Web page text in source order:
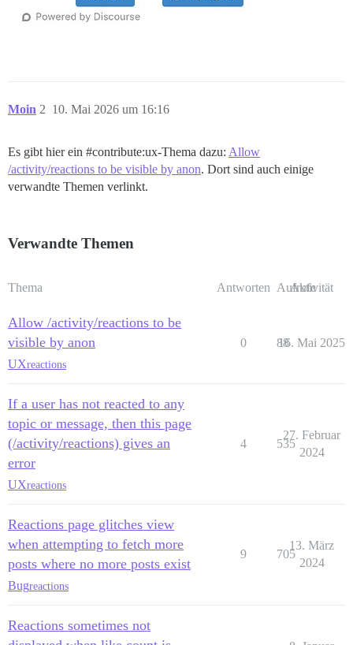
Moin 10. Mai 2026 um 16:16
2
Es gibt hier ein #contribute:ux-Thema dazu: Allow
/activity/reactions to be visible by anon. Dort sind auch einige
verwandte Themen verlinkt.
Verwandte Themen
Thema Antworten Aufrufe
Aktivität
Allow /activity/reactions to be
visible by anon
UXreactions
0 88
16. Mai 2025
If a user has not reacted to any
topic or message, then this page
(/activity/reactions) gives an
error
UXreactions
4 535
27. Februar
2024
Reactions page glitches view
when attempting to fetch more
posts where no more posts exist
Bugreactions
9 705
13. März
2024
Reactions sometimes not